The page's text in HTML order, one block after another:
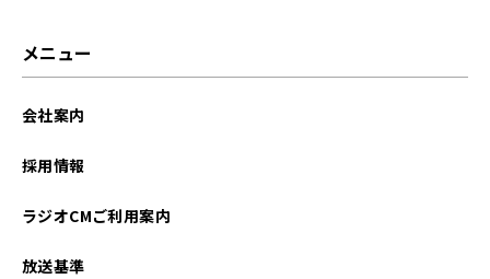
メニュー
会社案内
採用情報
ラジオCMご利用案内
放送基準